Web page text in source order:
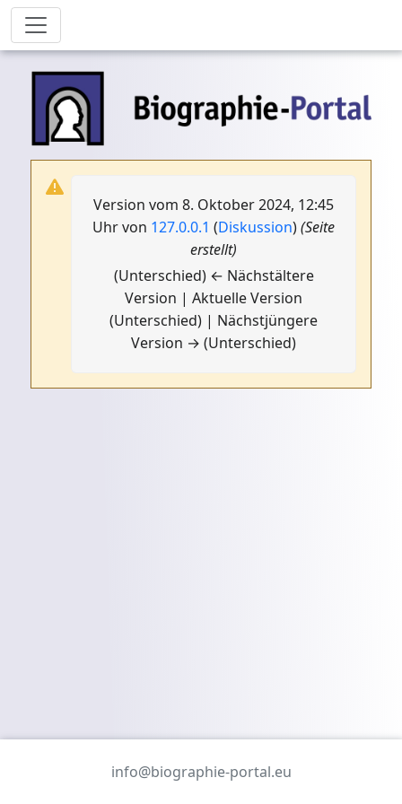
Version vom 8. Oktober 2024, 12:45
Uhr von 127.0.0.1 (Diskussion)(Seite
erstellt)
(Unterschied) ← Nächstältere
Version | Aktuelle Version
(Unterschied) | Nächstjüngere
Version → (Unterschied)
info@biographie-portal.eu